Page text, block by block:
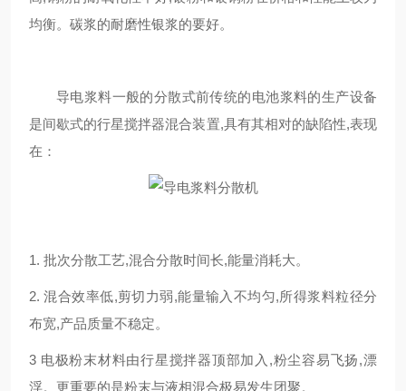
均衡。碳浆的耐磨性银浆的要好。
导电浆料一般的分散式前传统的电池浆料的生产设备
是间歇式的行星搅拌器混合装置,具有其相对的缺陷性,表现
在：
1. 批次分散工艺,混合分散时间长,能量消耗大。
2. 混合效率低,剪切力弱,能量输入不均匀,所得浆料粒径分
布宽,产品质量不稳定。
3 电极粉末材料由行星搅拌器顶部加入,粉尘容易飞扬,漂
浮。更重要的是粉末与液相混合极易发生团聚。